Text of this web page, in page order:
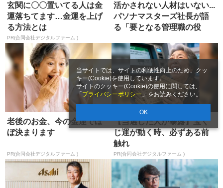
当サイトでは、サイトの利便性向上のため、クッ
キー(Cookie)を使用しています。
サイトのクッキー(Cookie)の使用に関しては、
「 プライバシーポリシー 」をお読みください。
OK
玄関に〇〇置いてる人は金
運落ちてます…金運を上げ
る方法とは
PR(合同会社デジタルファーム )
活かされない人材はいない...
パソナマスターズ社長が語
る「要となる管理職の役
老後のお金、今の金運でほ
ぼ決まります
PR(合同会社デジタルファーム )
【当選した人が暴露】宝く
じ運が動く時、必ずある前
触れ
PR(合同会社デジタルファーム )